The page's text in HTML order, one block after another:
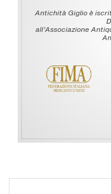
Antichità Giglio è
all’Associazione